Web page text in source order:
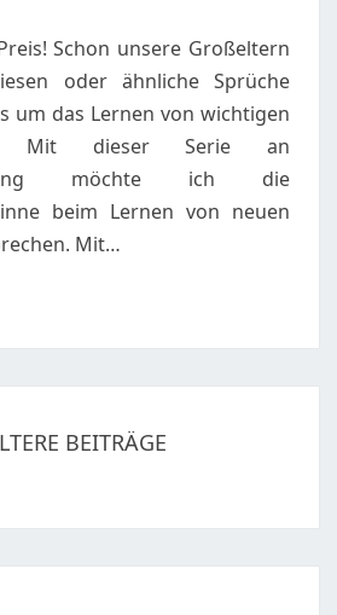
DRUCK-
IN
SCHREIBSCHRIFT
Schon unsere Großeltern
oder ähnliche Sprüche
um das Lernen von wichtigen
Mit dieser Serie an
möchte ich die
beim Lernen von neuen
Mit…
BEITRÄGE